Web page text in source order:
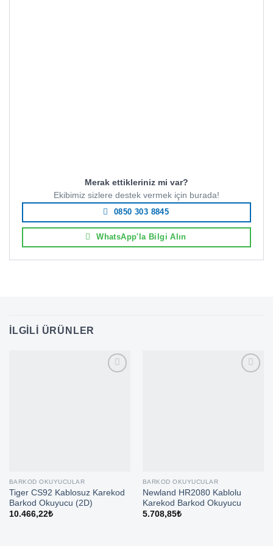
Merak ettikleriniz mi var?
Ekibimiz sizlere destek vermek için burada!
0850 303 8845
WhatsApp'la Bilgi Alın
İLGILI ÜRÜNLER
BARKOD OKUYUCULAR
Tiger CS92 Kablosuz Karekod
Barkod Okuyucu (2D)
10.466,22₺
BARKOD OKUYUCULAR
Newland HR2080 Kablolu
Karekod Barkod Okuyucu
5.708,85₺